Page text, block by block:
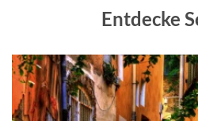
Entdecke